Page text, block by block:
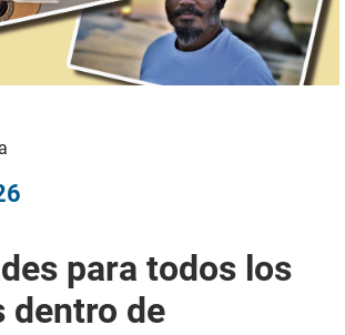
para todos los
dentro de